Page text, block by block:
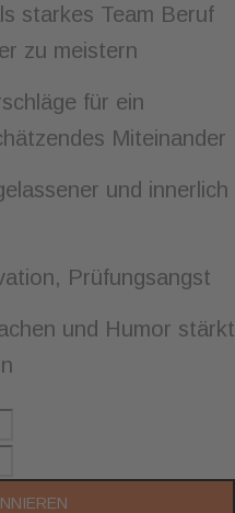
starkes Team Beruf
zu meistern
für ein
Miteinander
und innerlich
Prüfungsangst
und Humor stärkt